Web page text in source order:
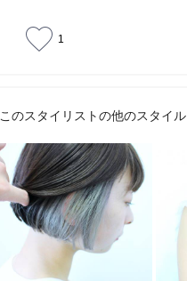
1
このスタイリストの他のスタイル